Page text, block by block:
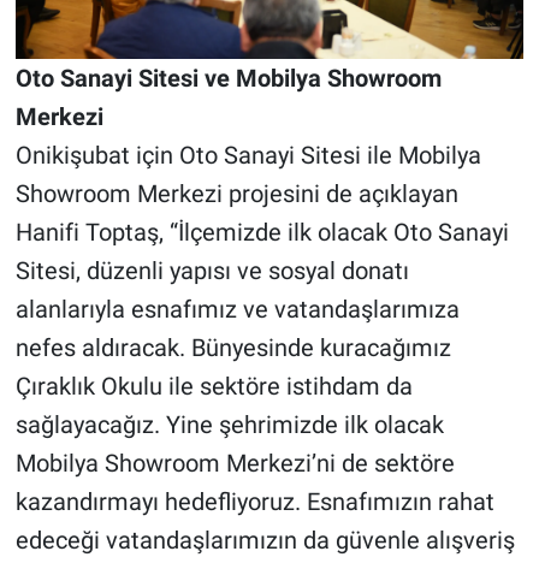
Oto Sanayi Sitesi ve Mobilya Showroom
Merkezi
Onikişubat için Oto Sanayi Sitesi ile Mobilya
Showroom Merkezi projesini de açıklayan
Hanifi Toptaş, “İlçemizde ilk olacak Oto Sanayi
Sitesi, düzenli yapısı ve sosyal donatı
alanlarıyla esnafımız ve vatandaşlarımıza
nefes aldıracak. Bünyesinde kuracağımız
Çıraklık Okulu ile sektöre istihdam da
sağlayacağız. Yine şehrimizde ilk olacak
Mobilya Showroom Merkezi’ni de sektöre
kazandırmayı hedefliyoruz. Esnafımızın rahat
edeceği vatandaşlarımızın da güvenle alışveriş